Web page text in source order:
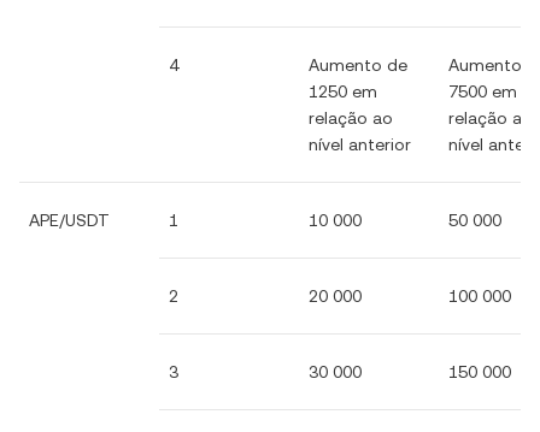
4
Aumento de
1250 em
relação ao
nível anterior
Aumento
7500 em
relação ao
nível
APE/USDT 1 10 000 50 000
2 20 000 100 000
3 30 000 150 000